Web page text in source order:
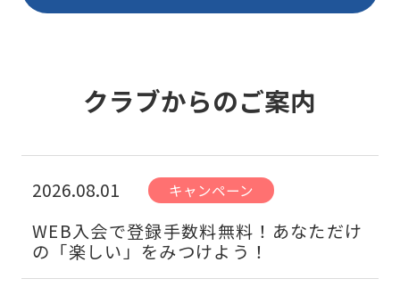
クラブからのご案内
2026.08.01 キャンペーン
WEB入会で登録手数料無料！あなただけ
の「楽しい」をみつけよう！